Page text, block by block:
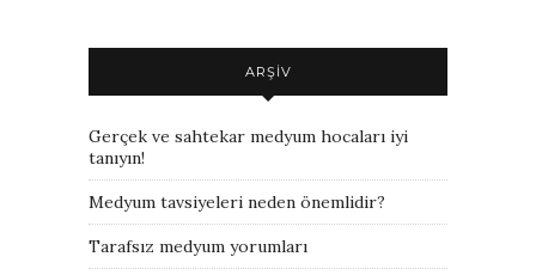
ARŞIV
Gerçek ve sahtekar medyum hocaları iyi
tanıyın!
Medyum tavsiyeleri neden önemlidir?
Tarafsız medyum yorumları